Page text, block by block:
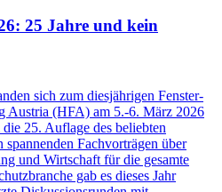
25 Jahre und kein
sich zum diesjährigen Fenster-
Austria (HFA) am 5.-6. März 2026
25. Auflage des beliebten
Fachvorträgen über
und Wirtschaft für die gesamte
gab es dieses Jahr